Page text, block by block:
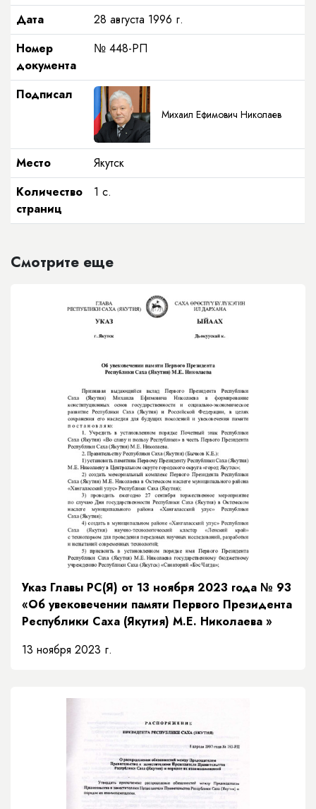
Дата
28 августа 1996 г.
Номер
документа
№ 448-РП
Подписал
Михаил Ефимович Николаев
Место
Якутск
Количество
страниц
1 с.
Смотрите еще
Указ Главы РС(Я) от 13 ноября 2023 года № 93
«Об увековечении памяти Первого Президента
Республики Саха (Якутия) М.Е. Николаева »
13 ноября 2023 г.